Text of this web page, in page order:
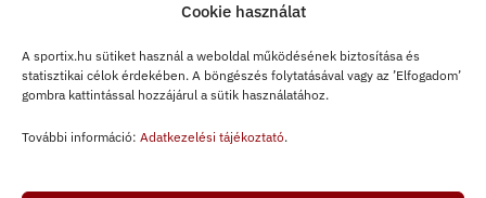
Cookie használat
A sportix.hu sütiket használ a weboldal működésének biztosítása és
statisztikai célok érdekében. A böngészés folytatásával vagy az ’Elfogadom’
gombra kattintással hozzájárul a sütik használatához.
További információ: Adatkezelési tájékoztató.
Csatlakozz, ha te
is másképp
sportot.